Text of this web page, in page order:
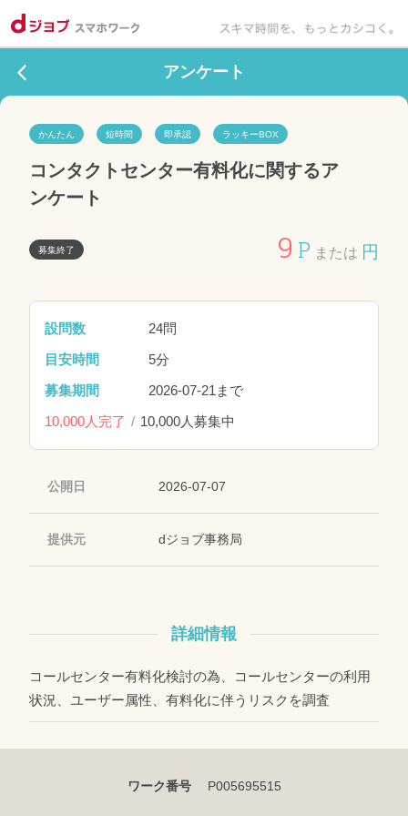
アンケート
かんたん 短時間 即承認 ラッキーBOX
コンタクトセンター有料化に関するア
募集終了 9 P または 円
設問数
24問
目安時間
5分
募集期間
2026-07-21まで
10,000人完了
10,000人募集中
公開日 2026-07-07
提供元 dジョブ事務局
詳細情報
コールセンター有料化検討の為、コールセンターの利用
状況、ユーザー属性、有料化に伴うリスクを調査
ワーク番号 P005695515